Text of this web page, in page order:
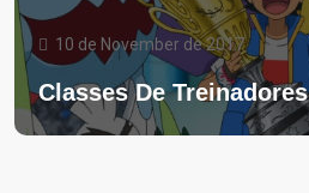
10 de November de 2017
Classes De